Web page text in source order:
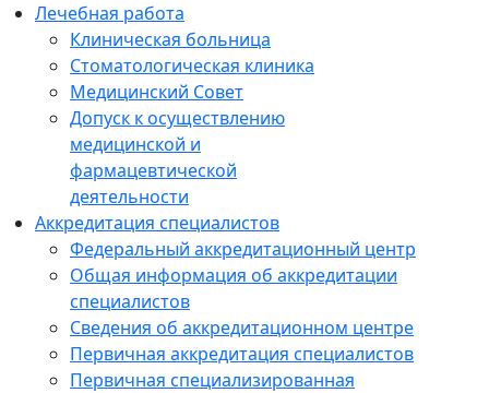
Лечебная работа
Клиническая больница
Стоматологическая клиника
Медицинский Совет
Допуск к осуществлению
медицинской и
фармацевтической
деятельности
Аккредитация специалистов
Федеральный аккредитационный центр
Общая информация об аккредитации
специалистов
Сведения об аккредитационном центре
Первичная аккредитация специалистов
Первичная специализированная